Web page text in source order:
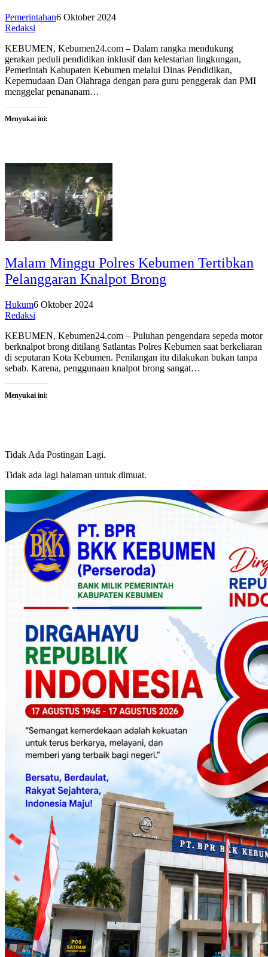
Pemerintahan6 Oktober 2024
Redaksi
KEBUMEN, Kebumen24.com – Dalam rangka mendukung
gerakan peduli pendidikan inklusif dan kelestarian lingkungan,
Pemerintah Kabupaten Kebumen melalui Dinas Pendidikan,
Kepemudaan Dan Olahraga dengan para guru penggerak dan PMI
menggelar penananam…
Menyukai ini:
Malam Minggu Polres Kebumen Tertibkan
Pelanggaran Knalpot Brong
Hukum6 Oktober 2024
Redaksi
KEBUMEN, Kebumen24.com – Puluhan pengendara sepeda motor
berknalpot brong ditilang Satlantas Polres Kebumen saat berkeliaran
di seputaran Kota Kebumen. Penilangan itu dilakukan bukan tanpa
sebab. Karena, penggunaan knalpot brong sangat…
Menyukai ini:
Tidak Ada Postingan Lagi.
Tidak ada lagi halaman untuk dimuat.